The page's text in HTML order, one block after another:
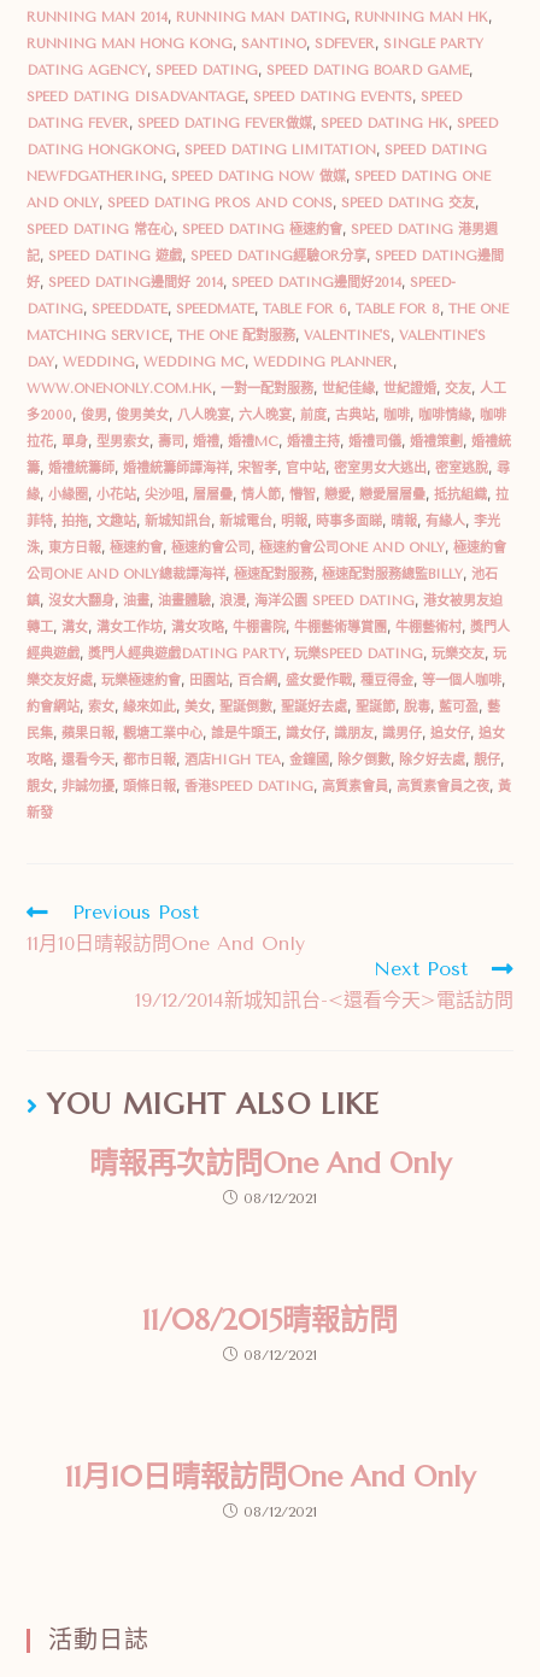
RUNNING MAN 2014, RUNNING MAN DATING, RUNNING MAN HK,
RUNNING MAN HONG KONG, SANTINO, SDFEVER, SINGLE PARTY
DATING AGENCY, SPEED DATING, SPEED DATING BOARD GAME,
SPEED DATING DISADVANTAGE, SPEED DATING EVENTS, SPEED
DATING FEVER, SPEED DATING FEVER做媒, SPEED DATING HK, SPEED
DATING HONGKONG, SPEED DATING LIMITATION, SPEED DATING
NEWFDGATHERING, SPEED DATING NOW 做媒, SPEED DATING ONE
AND ONLY, SPEED DATING PROS AND CONS, SPEED DATING 交友,
SPEED DATING 常在心, SPEED DATING 極速約會, SPEED DATING 港男週
記, SPEED DATING 遊戲, SPEED DATING經驗OR分享, SPEED DATING邊間
好, SPEED DATING邊間好 2014, SPEED DATING邊間好2014, SPEED-
DATING, SPEEDDATE, SPEEDMATE, TABLE FOR 6, TABLE FOR 8, THE ONE
MATCHING SERVICE, THE ONE 配對服務, VALENTINE'S, VALENTINE'S
DAY, WEDDING, WEDDING MC, WEDDING PLANNER,
WWW.ONENONLY.COM.HK, 一對一配對服務, 世紀佳緣, 世紀證婚, 交友, 人工
多2000, 俊男, 俊男美女, 八人晚宴, 六人晚宴, 前度, 古典站, 咖啡, 咖啡情緣, 咖啡
拉花, 單身, 型男索女, 壽司 , 婚禮, 婚禮MC, 婚禮主持, 婚禮司儀, 婚禮策劃 , 婚禮統
籌, 婚禮統籌師, 婚禮統籌師譚海祥, 宋智孝, 官中站, 密室男女大逃出, 密室逃脫, 尋
緣, 小緣圈, 小花站, 尖沙咀, 層層疊, 情人節, 懵智, 戀愛, 戀愛層層疊, 抵抗組織, 拉
菲特, 拍拖, 文趣站, 新城知訊台, 新城電台, 明報, 時事多面睇, 晴報, 有緣人, 李光
洙, 東方日報, 極速約會, 極速約會公司 , 極速約會公司ONE AND ONLY, 極速約會
公司ONE AND ONLY總裁譚海祥, 極速配對服務, 極速配對服務總監BILLY, 池石
鎮, 沒女大翻身, 油畫, 油畫體驗, 浪漫, 海洋公園 SPEED DATING, 港女被男友迫
轉工, 溝女, 溝女工作坊, 溝女攻略, 牛棚書院, 牛棚藝術導賞團 , 牛棚藝術村, 獎門人
經典遊戲, 獎門人經典遊戲DATING PARTY, 玩樂SPEED DATING, 玩樂交友, 玩
樂交友好處, 玩樂極速約會, 田園站, 百合網, 盛女愛作戰, 種豆得金, 等一個人咖啡,
約會網站, 索女, 緣來如此, 美女, 聖誕倒數, 聖誕好去處, 聖誕節, 脫毒, 藍可盈, 藝
民集, 蘋果日報, 觀塘工業中心, 誰是牛頭王, 識女仔, 識朋友, 識男仔, 追女仔, 追女
攻略, 還看今天, 都市日報, 酒店HIGH TEA, 金鐘國 , 除夕倒數, 除夕好去處, 靚仔,
靚女, 非誠勿擾, 頭條日報, 香港SPEED DATING, 高質素會員, 高質素會員之夜, 黃
新發
Previous Post
11月10日晴報訪問One And Only
Next Post
19/12/2014新城知訊台-<還看今天>電話訪問
YOU MIGHT ALSO LIKE
晴報再次訪問One And Only
08/12/2021
11/08/2015晴報訪問
08/12/2021
11月10日晴報訪問One And Only
08/12/2021
活動日誌